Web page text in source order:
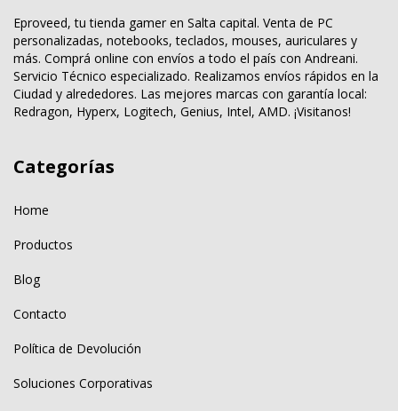
Eproveed, tu tienda gamer en Salta capital. Venta de PC
personalizadas, notebooks, teclados, mouses, auriculares y
más. Comprá online con envíos a todo el país con Andreani.
Servicio Técnico especializado. Realizamos envíos rápidos en la
Ciudad y alrededores. Las mejores marcas con garantía local:
Redragon, Hyperx, Logitech, Genius, Intel, AMD. ¡Visitanos!
Categorías
Home
Productos
Blog
Contacto
Política de Devolución
Soluciones Corporativas